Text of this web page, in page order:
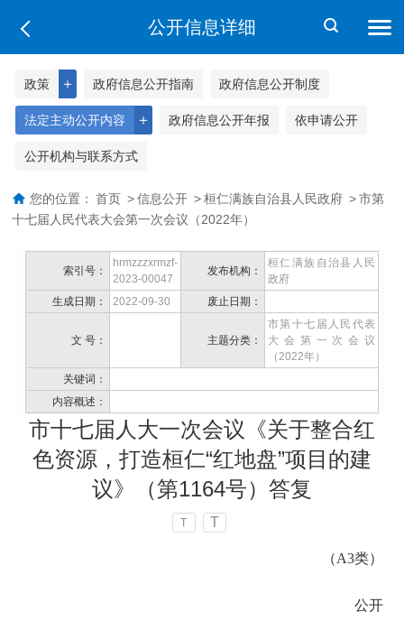
公开信息详细
＋
政策 政府信息公开指南 政府信息公开制度
＋
法定主动公开内容 政府信息公开年报 依申请公开
公开机构与联系方式
您的位置： 首页 > 信息公开 > 桓仁满族自治县人民政府 > 市第
十七届人民代表大会第一次会议（2022年）
索引号：
hrmzzzxrmzf-
2023-00047
发布机构：
桓仁满族自治县人民
政府
生成日期：
2022-09-30 废止日期：
文 号： 主题分类：
市第十七届人民代表
大会第一次会议
（2022年）
关键词：
内容概述：
市十七届人大一次会议《关于整合红
色资源，打造桓仁“红地盘”项目的建
议》（第1164号）答复
T T
（A3类）
公开